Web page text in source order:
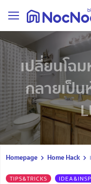
เปลี่ยนโฉ
กลายเป็
Homepage Home Hack
TIPS&TRICKS